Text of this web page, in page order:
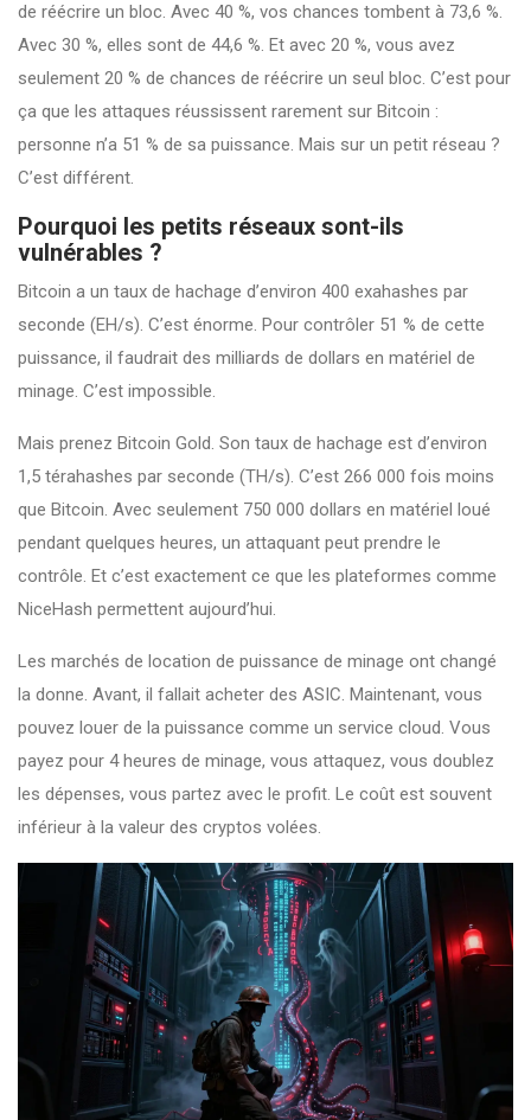
de réécrire un bloc. Avec 40 %, vos chances tombent à 73,6 %.
Avec 30 %, elles sont de 44,6 %. Et avec 20 %, vous avez
seulement 20 % de chances de réécrire un seul bloc. C’est pour
ça que les attaques réussissent rarement sur Bitcoin :
personne n’a 51 % de sa puissance. Mais sur un petit réseau ?
C’est différent.
Pourquoi les petits réseaux sont-ils
vulnérables ?
Bitcoin a un taux de hachage d’environ 400 exahashes par
seconde (EH/s). C’est énorme. Pour contrôler 51 % de cette
puissance, il faudrait des milliards de dollars en matériel de
minage. C’est impossible.
Mais prenez Bitcoin Gold. Son taux de hachage est d’environ
1,5 térahashes par seconde (TH/s). C’est 266 000 fois moins
que Bitcoin. Avec seulement 750 000 dollars en matériel loué
pendant quelques heures, un attaquant peut prendre le
contrôle. Et c’est exactement ce que les plateformes comme
NiceHash permettent aujourd’hui.
Les marchés de location de puissance de minage ont changé
la donne. Avant, il fallait acheter des ASIC. Maintenant, vous
pouvez louer de la puissance comme un service cloud. Vous
payez pour 4 heures de minage, vous attaquez, vous doublez
les dépenses, vous partez avec le profit. Le coût est souvent
inférieur à la valeur des cryptos volées.